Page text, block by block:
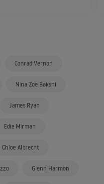
Conrad Vernon
Nina Zoe Bakshi
James Ryan
Edie Mirman
Chloe Albrecht
Glenn Harmon